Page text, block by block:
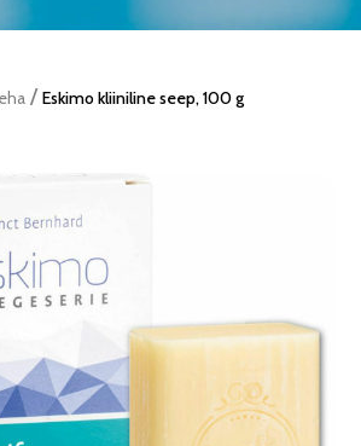
/ Eskimo kliiniline seep, 100 g